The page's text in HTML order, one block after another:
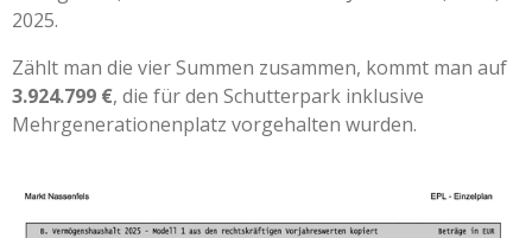
2025.
Zählt man die vier Summen zusammen, kommt man auf
3.924.799 €, die für den Schutterpark inklusive
Mehrgenerationenplatz vorgehalten wurden.